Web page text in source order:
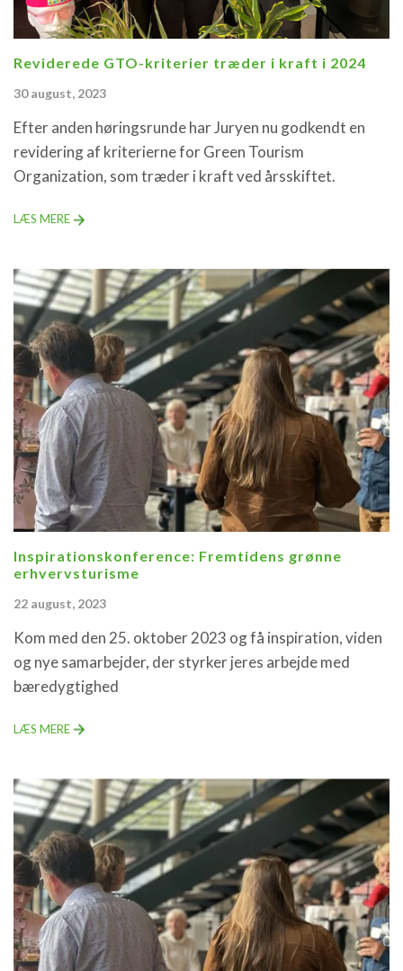
Reviderede GTO-kriterier træder i kraft i 2024
30 august, 2023
Efter anden høringsrunde har Juryen nu godkendt en
revidering af kriterierne for Green Tourism
Organization, som træder i kraft ved årsskiftet.
LÆS MERE
Inspirationskonference: Fremtidens grønne
erhvervsturisme
22 august, 2023
Kom med den 25. oktober 2023 og få inspiration, viden
og nye samarbejder, der styrker jeres arbejde med
bæredygtighed
LÆS MERE